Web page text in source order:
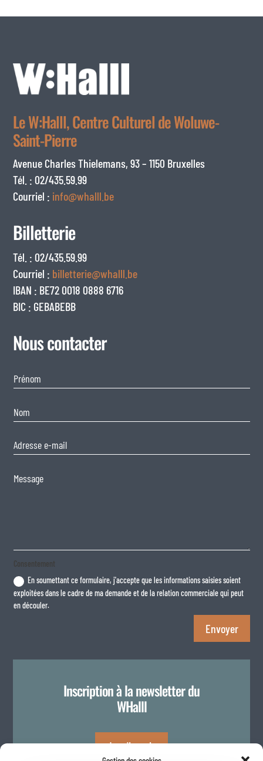
Le W:Halll, Centre Culturel de Woluwe-
Saint-Pierre
Avenue Charles Thielemans, 93 – 1150 Bruxelles
Tél. : 02/435.59.99
Courriel : info@whalll.be
Billetterie
Tél. : 02/435.59.99
Courriel : billetterie@whalll.be
IBAN : BE72 0018 0888 6716
BIC : GEBABEBB
Nous contacter
Consentement
En soumettant ce formulaire, j'accepte que les informations saisies soient
exploitées dans le cadre de ma demande et de la relation commerciale qui peut
en découler.
Envoyer
Inscription à la newsletter du
WHalll
Je m'inscris